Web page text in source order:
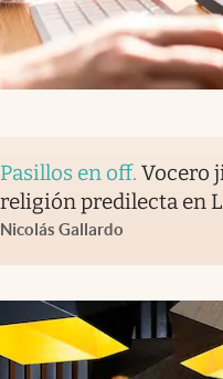
Pasillos en off. Vocero
religión predilecta en
Nicolás Gallardo